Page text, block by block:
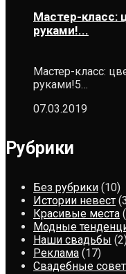
Мастер-класс:
руками!...
Мастер-класс:
руками!5…
07.03.2019
Рубрики
Без рубрики (10)
Истории невест
Красивые места
Модные
Наши свадьбы
Реклама (17)
Свадебные